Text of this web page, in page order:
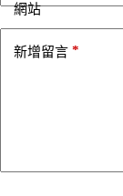
網站
新增留言 *